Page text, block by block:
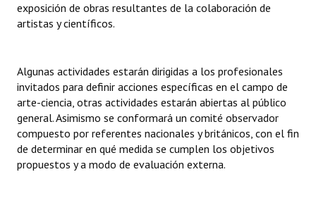
Entrega de distinciones
exposición de obras resultantes de la colaboración de
artistas y científicos.
Algunas actividades estarán dirigidas a los profesionales
invitados para definir acciones específicas en el campo de
arte-ciencia, otras actividades estarán abiertas al público
general. Asimismo se conformará un comité observador
compuesto por referentes nacionales y británicos, con el fin
de determinar en qué medida se cumplen los objetivos
propuestos y a modo de evaluación externa.